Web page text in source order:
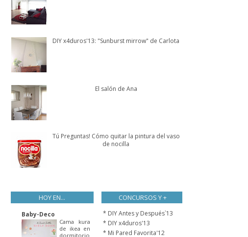
DIY x4duros'13: "Sunburst mirrow" de Carlota
El salón de Ana
Tú Preguntas! Cómo quitar la pintura del vaso
de nocilla
HOY EN...
Baby-Deco
Cama kura
de ikea en
dormitorio
CONCURSOS Y +
* DIY Antes y Después`13
* DIY x4duros'13
* Mi Pared Favorita'12